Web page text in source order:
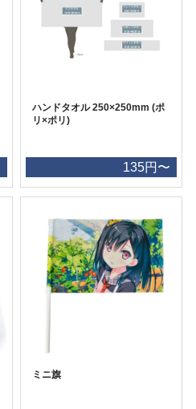
ハンドタオル 250×250mm (ポ
リ×ポリ)
135円〜
ミニ旗